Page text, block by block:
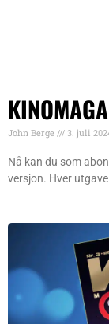
John Berge 3. juli
Nå kan du som
versjon. Hver